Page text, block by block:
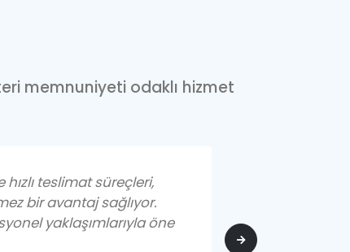
memnuniyeti odaklı hizmet
hızlı teslimat süreçleri,
bir avantaj sağlıyor.
yaklaşımlarıyla öne